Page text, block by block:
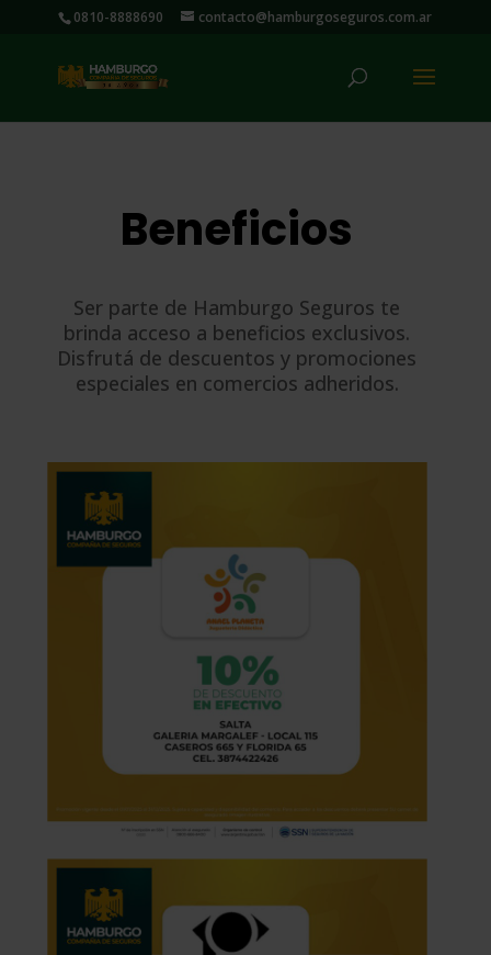
0810-8888690 contacto@hamburgoseguros.com.ar
Beneficios
Ser parte de Hamburgo Seguros te
brinda acceso a beneficios exclusivos.
Disfrutá de descuentos y promociones
especiales en comercios adheridos.